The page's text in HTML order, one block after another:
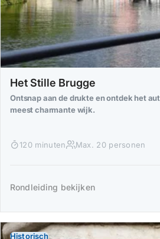
Het Stille Brugge
Ontsnap aan de drukte en ontdek het
meest charmante wijk.
120 minuten Max. 20 personen
Rondleiding bekijken
Historisch